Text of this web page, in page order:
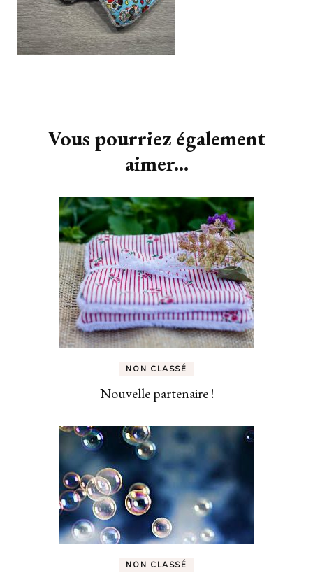
d'article
Vous pourriez également
aimer...
NON CLASSÉ
Nouvelle partenaire !
NON CLASSÉ